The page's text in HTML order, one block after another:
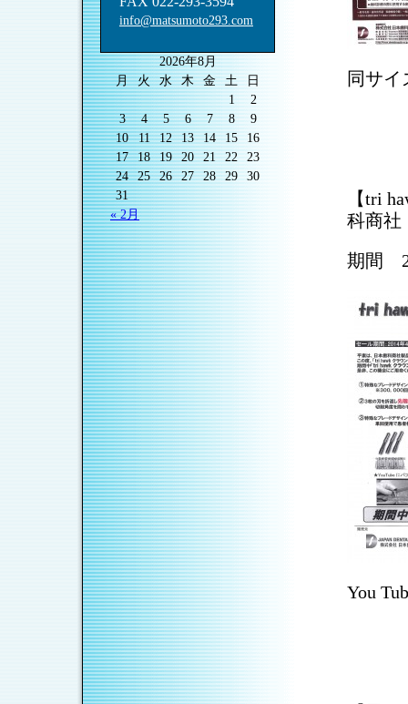
info@matsumoto293.com
2026年8月
月
火 水 木 金 土
日
1
2
3
4 5 6 7 8
9
10
11 12 13 14 15
16
17
18 19 20 21 22
23
24
25 26 27 28 29
30
31
« 2月
同サ
【tri
科商社
期間
You